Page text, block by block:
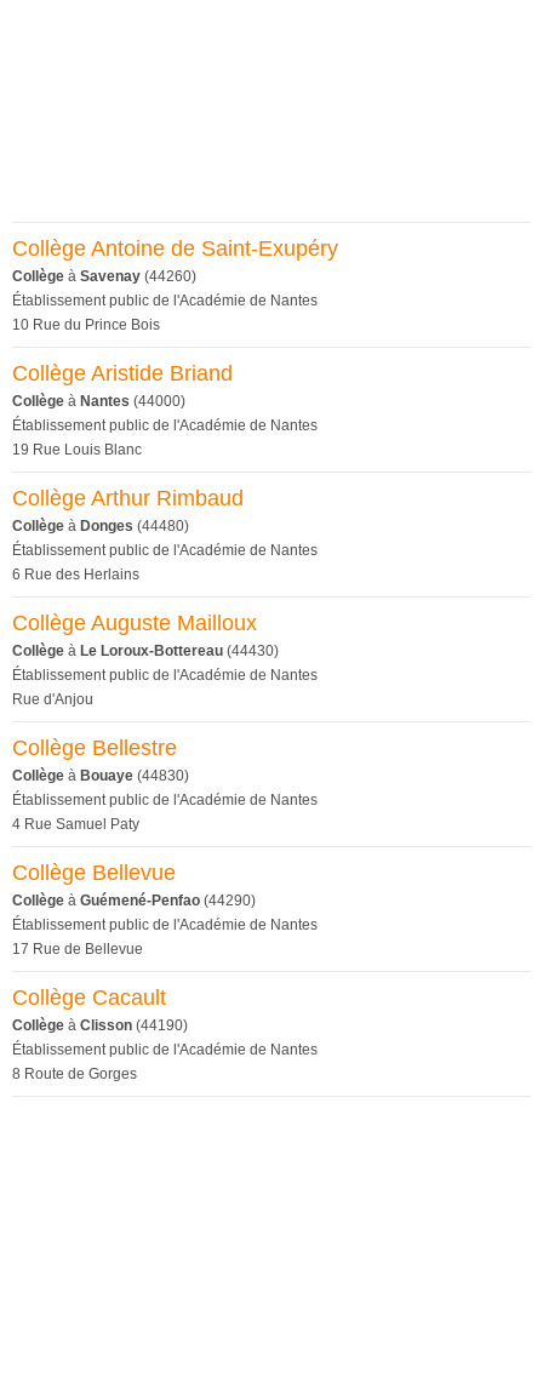
Collège Antoine de Saint-Exupéry
Collège à Savenay (44260)
Établissement public de l'Académie de Nantes
10 Rue du Prince Bois
Collège Aristide Briand
Collège à Nantes (44000)
Établissement public de l'Académie de Nantes
19 Rue Louis Blanc
Collège Arthur Rimbaud
Collège à Donges (44480)
Établissement public de l'Académie de Nantes
6 Rue des Herlains
Collège Auguste Mailloux
Collège à Le Loroux-Bottereau (44430)
Établissement public de l'Académie de Nantes
Rue d'Anjou
Collège Bellestre
Collège à Bouaye (44830)
Établissement public de l'Académie de Nantes
4 Rue Samuel Paty
Collège Bellevue
Collège à Guémené-Penfao (44290)
Établissement public de l'Académie de Nantes
17 Rue de Bellevue
Collège Cacault
Collège à Clisson (44190)
Établissement public de l'Académie de Nantes
8 Route de Gorges